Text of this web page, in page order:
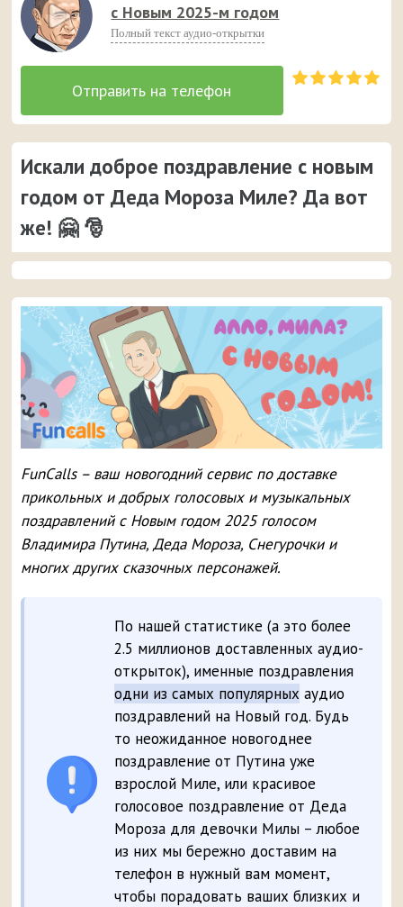
с Новым 2025-м годом
Полный текст аудио-открытки
Искали доброе поздравление с новым
годом от Деда Мороза Миле? Да вот
же! 🤗 🎅
FunCalls – ваш новогодний сервис по доставке
прикольных и добрых голосовых и музыкальных
поздравлений с Новым годом 2025 голосом
Владимира Путина, Деда Мороза, Снегурочки и
многих других сказочных персонажей.
По нашей статистике (а это более
2.5 миллионов доставленных аудио-
открыток), именные поздравления
одни из самых популярных аудио
поздравлений на Новый год. Будь
то неожиданное новогоднее
поздравление от Путина уже
взрослой Миле, или красивое
голосовое поздравление от Деда
Мороза для девочки Милы – любое
из них мы бережно доставим на
телефон в нужный вам момент,
чтобы порадовать ваших близких и